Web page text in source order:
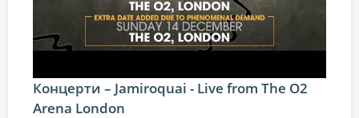
Концерти – Jamiroquai - Live from The O2
Arena London